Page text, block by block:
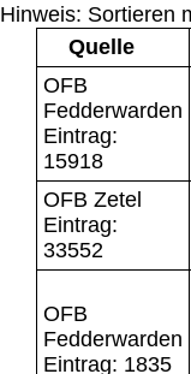
Hinweis: Sortieren
Quelle
OFB
Fedderwarden
Eintrag:
15918
OFB Zetel
Eintrag:
33552
OFB
Fedderwarden
Eintrag: 1835